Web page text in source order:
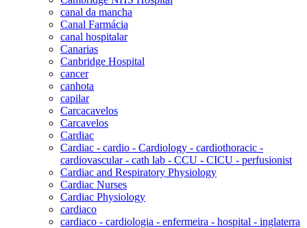
canal da mancha
Canal Farmácia
canal hospitalar
Canarias
Canbridge Hospital
cancer
canhota
capilar
Carcacavelos
Carcavelos
Cardiac
Cardiac - cardio - Cardiology - cardiothoracic -
cardiovascular - cath lab - CCU - CICU - perfusionist
Cardiac and Respiratory Physiology
Cardiac Nurses
Cardiac Physiology
cardiaco
cardiaco - cardiologia - enfermeira - hospital - inglaterra